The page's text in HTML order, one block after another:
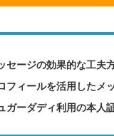
セージの効果的な工夫
フィールを活用したメ
ガーダディ利用の本人